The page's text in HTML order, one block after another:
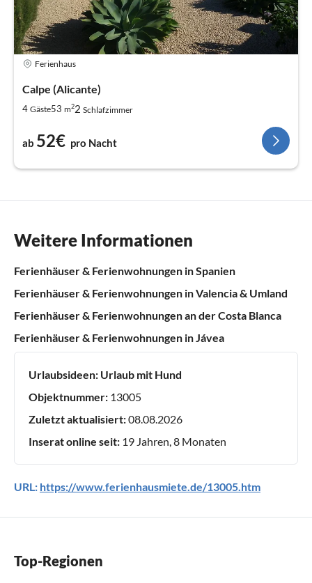
Ferienhaus
Calpe (Alicante)
4 Gäste53 m22 Schlafzimmer
ab 52€ pro Nacht
Weitere Informationen
Ferienhäuser & Ferienwohnungen in Spanien
Ferienhäuser & Ferienwohnungen in Valencia & Umland
Ferienhäuser & Ferienwohnungen an der Costa Blanca
Ferienhäuser & Ferienwohnungen in Jávea
Urlaubsideen: Urlaub mit Hund
Objektnummer: 13005
Zuletzt aktualisiert:08.08.2026
Inserat online seit: 19 Jahren, 8 Monaten
URL: https://www.ferienhausmiete.de/13005.htm
Top-Regionen